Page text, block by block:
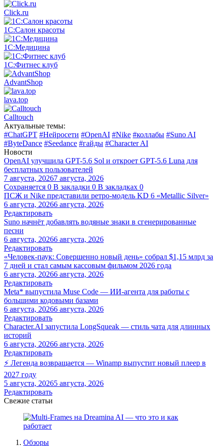
Click.ru
1С:Салон красоты
1С:Медицина
1С:Фитнес клуб
AdvantShop
lava.top
Calltouch
Актуальные темы:
#ChatGPT #Нейросети #OpenAI #Nike #коллабы #Suno AI
#ByteDance #Seedance #гайды #Character AI
Новости
OpenAI улучшила GPT-5.6 Sol и откроет GPT-5.6 Luna для
бесплатных пользователей
7 августа, 20267 августа, 2026
Сохраняется 0 В закладки 0 В закладках 0
ПСЖ и Nike представили ретро-модель KD 6 «Metallic Silver»
6 августа, 20266 августа, 2026
Редактировать
Suno начнёт добавлять водяные знаки в сгенерированные
песни
6 августа, 20266 августа, 2026
Редактировать
«Человек-паук: Совершенно новый день» собрал $1,15 млрд за
7 дней и стал самым кассовым фильмом 2026 года
6 августа, 20266 августа, 2026
Редактировать
Meta* выпустила Muse Code — ИИ-агента для работы с
большими кодовыми базами
6 августа, 20266 августа, 2026
Редактировать
Character.AI запустила LongSqueak — стиль чата для длинных
историй
6 августа, 20266 августа, 2026
Редактировать
⚡ Легенда возвращается — Winamp выпустит новый плеер в
2027 году
5 августа, 20265 августа, 2026
Редактировать
Свежие статьи
Обзоры